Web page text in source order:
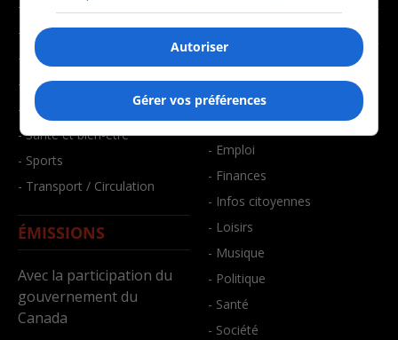
- Culture
- Économie
- Éducation
- Environnement
- Faits divers
- Santé et bien-être
- Sports
- Transport / Circulation
ÉMISSIONS
Avec la participation du
gouvernement du
Canada
BALADOS
- Art de vivre
- Bien-être
- Emploi
- Finances
- Infos citoyennes
- Loisirs
- Musique
- Politique
- Santé
- Société
Autoriser
Gérer vos préférences